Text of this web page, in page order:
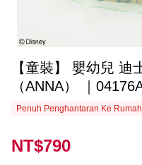
【童裝】 嬰幼兒 迪士尼-冰雪奇緣洋裝
（ANNA） ｜
Penuh Penghantaran Ke
NT$790